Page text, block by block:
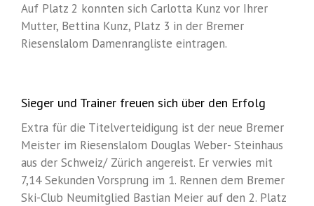
Auf Platz 2 konnten sich Carlotta Kunz vor Ihrer
Mutter, Bettina Kunz, Platz 3 in der Bremer
Riesenslalom Damenrangliste eintragen.
Sieger und Trainer freuen sich über den Erfolg
Extra für die Titelverteidigung ist der neue Bremer
Meister im Riesenslalom Douglas Weber- Steinhaus
aus der Schweiz/ Zürich angereist. Er verwies mit
7,14 Sekunden Vorsprung im 1. Rennen dem Bremer
Ski-Club Neumitglied Bastian Meier auf den 2. Platz